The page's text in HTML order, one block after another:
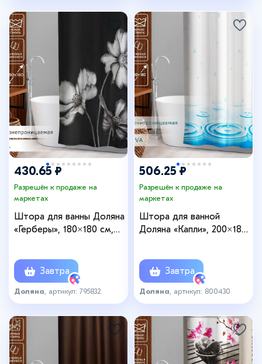
430.65 ₽
Разрешён к продаже на
маркетах
Штора для ванны Доляна
«Герберы», 180×180 см,
Завтра
Доляна , артикул: 795832
506.25 ₽
Разрешён к продаже на
маркетах
Штора для ванной
Доляна «Капли», 200×180
Завтра
Доляна , артикул: 800430